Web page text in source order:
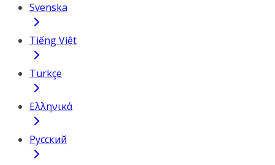
Svenska
Tiếng Việt
Türkçe
Ελληνικά
Русский